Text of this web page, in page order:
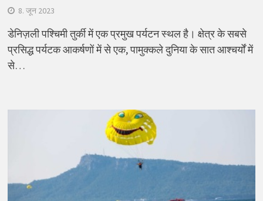
8. जून 2023
डेनिज़ली पश्चिमी तुर्की में एक प्रमुख पर्यटन स्थल है। क्षेत्र के सबसे
प्रसिद्ध पर्यटक आकर्षणों में से एक, पामुक्कले दुनिया के सात आश्चर्यों में
से…